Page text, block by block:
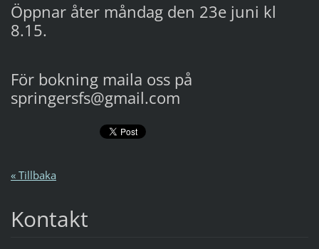
Öppnar åter måndag den 23e juni kl
8.15.
För bokning maila oss på
springersfs@gmail.com
« Tillbaka
Kontakt